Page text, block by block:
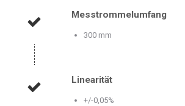
Messtrommelumfang
300 mm
Linearität
+/-0,05%